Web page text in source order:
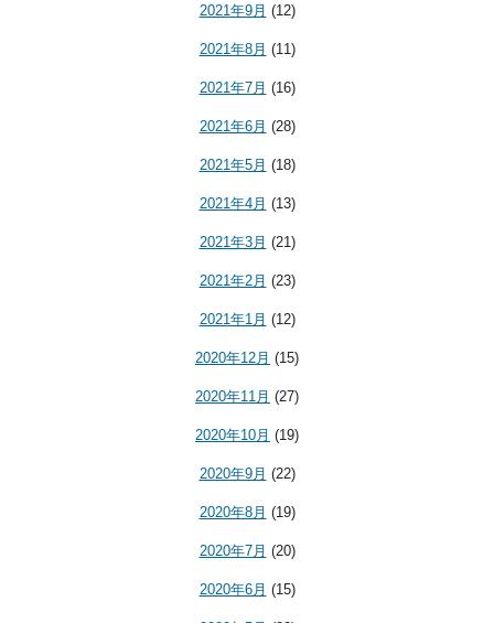
2021年9月 (12)
2021年8月 (11)
2021年7月 (16)
2021年6月 (28)
2021年5月 (18)
2021年4月 (13)
2021年3月 (21)
2021年2月 (23)
2021年1月 (12)
2020年12月 (15)
2020年11月 (27)
2020年10月 (19)
2020年9月 (22)
2020年8月 (19)
2020年7月 (20)
2020年6月 (15)